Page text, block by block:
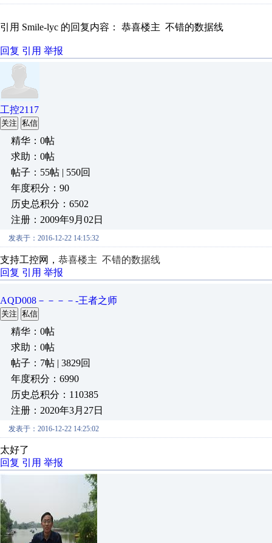
引用 Smile-lyc 的回复内容： 恭喜楼主 不错的数据线
回复 引用 举报
工控2117
关注 私信
精华：0帖
求助：0帖
帖子：55帖 | 550回
年度积分：90
历史总积分：6502
注册：2009年9月02日
发表于：2016-12-22 14:15:32
支持工控网， 恭喜楼主 不错的数据线
回复 引用 举报
AQD008－－－－-王者之师
关注 私信
精华：0帖
求助：0帖
帖子：7帖 | 3829回
年度积分：6990
历史总积分：110385
注册：2020年3月27日
发表于：2016-12-22 14:25:02
太好了
回复 引用 举报